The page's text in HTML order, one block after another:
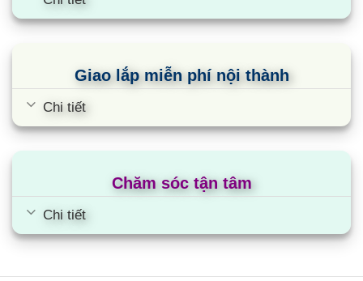
Giao lắp miễn phí nội thành
Chi tiết
Chăm sóc tận tâm
Chi tiết